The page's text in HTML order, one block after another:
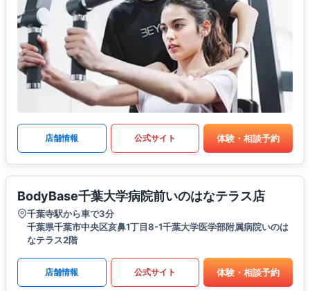
店舗情報 公式サイト 体験・相談予約
BodyBase千葉大学病院前いのはなテラス店
千葉寺駅から車で3分
千葉県千葉市中央区亥鼻1丁目8-1千葉大学医学部附属病院いのは
なテラス2階
店舗情報 公式サイト 体験・相談予約